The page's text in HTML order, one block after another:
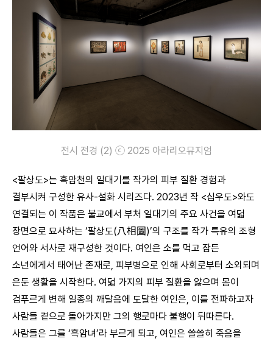
전시 전경 (2) ⓒ 2025 아라리오뮤지엄
<팔상도>는 흑암천의 일대기를 작가의 피부 질환 경험과
결부시켜 구성한 유사-설화 시리즈다. 2023년 작 <십우도>와도
연결되는 이 작품은 불교에서 부처 일대기의 주요 사건을 여덟
장면으로 묘사하는 ‘팔상도(八相圖)’의 구조를 작가 특유의 조형
언어와 서사로 재구성한 것이다. 여인은 소를 먹고 잠든
소년에게서 태어난 존재로, 피부병으로 인해 사회로부터 소외되며
은둔 생활을 시작한다. 여덟 가지의 피부 질환을 앓으며 몸이
검푸르게 변해 일종의 깨달음에 도달한 여인은, 이를 전파하고자
사람들 곁으로 돌아가지만 그의 행로마다 불행이 뒤따른다.
사람들은 그를 ‘흑암녀’라 부르게 되고, 여인은 쓸쓸히 죽음을